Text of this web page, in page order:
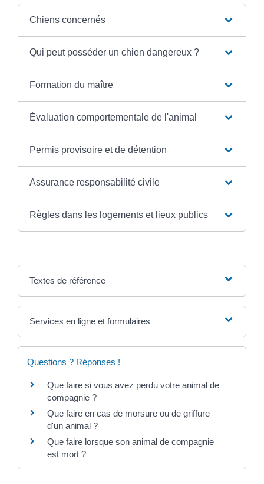
Chiens concernés
Qui peut posséder un chien dangereux ?
Formation du maître
Évaluation comportementale de l'animal
Permis provisoire et de détention
Assurance responsabilité civile
Règles dans les logements et lieux publics
Textes de référence
Services en ligne et formulaires
Questions ? Réponses !
Que faire si vous avez perdu votre animal de
compagnie ?
Que faire en cas de morsure ou de griffure
d'un animal ?
Que faire lorsque son animal de compagnie
est mort ?